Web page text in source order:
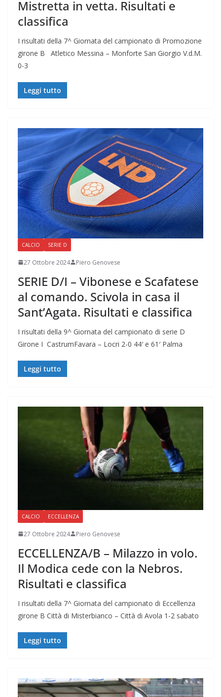
Mistretta in vetta. Risultati e
classifica
I risultati della 7^ Giornata del campionato di Promozione
girone B Atletico Messina – Monforte San Giorgio V.d.M.
0-3
Leggi tutto
CALCIO SERIE D
27 Ottobre 2024 Piero Genovese
SERIE D/I – Vibonese e Scafatese
al comando. Scivola in casa il
Sant’Agata. Risultati e classifica
I risultati della 9^ Giornata del campionato di serie D
Girone I CastrumFavara – Locri 2-0 44′ e 61′ Palma
Leggi tutto
CALCIO ECCELLENZA
27 Ottobre 2024 Piero Genovese
ECCELLENZA/B – Milazzo in volo.
Il Modica cede con la Nebros.
Risultati e classifica
I risultati della 7^ Giornata del campionato di Eccellenza
girone B Città di Misterbianco – Città di Avola 1-2 sabato
Leggi tutto